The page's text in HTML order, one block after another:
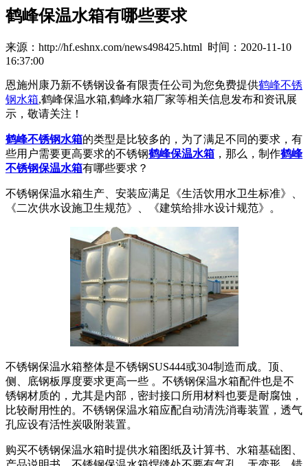
鹤峰保温水箱有哪些要求
来源：http://hf.eshnx.com/news498425.html 时间：2020-11-10
16:37:00
恩施州康乃新不锈钢设备有限责任公司为您免费提供鹤峰不锈
钢水箱,鹤峰保温水箱,鹤峰水箱厂家等相关信息发布和资讯展
示，敬请关注！
鹤峰不锈钢水箱的类型是比较多的，为了满足不同的要求，有
些用户需要更高要求的不锈钢鹤峰保温水箱 ，那么，制作鹤峰
不锈钢保温水箱有哪些要求？
不锈钢保温水箱生产、安装应满足《生活饮用水卫生标准》、
《二次供水设施卫生规范》、《建筑给排水设计规范》。
不锈钢保温水箱整体是不锈钢SUS444或304制造而成。顶、
侧、底钢板厚度要求更高一些 。不锈钢保温水箱配件也是不
锈钢材质的，尤其是内部，密封接口所用材料也要是耐腐蚀，
比较耐用性的。不锈钢保温水箱应配自动清洗消毒装置，透气
孔应设有活性炭吸附装置。
购买不锈钢保温水箱时提供水箱图纸及计算书、水箱基础图、